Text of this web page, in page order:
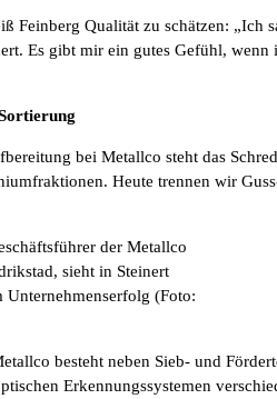
Feinberg Qualität zu schätzen: „Ich
Es gibt mir ein gutes Gefühl,
bei Metallco steht das
Heute trennen wir
der Metallco
sieht in Steinert
Unternehmenserfolg (Foto:
besteht neben Sieb- und
Erkennungssystemen